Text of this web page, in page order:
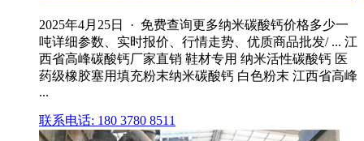
2025年4月25日 · 免费查询更多纳米碳酸钙价格多少一
吨详细参数、实时报价、行情走势、优质商品批发/ ... 江
西省高峰碳酸钙厂家直销 鞋材专用 纳米活性碳酸钙 医
药级橡胶塞用填充粉末纳米碳酸钙 白色粉末 江西省高峰
...
联系电话: 180 3780 8511